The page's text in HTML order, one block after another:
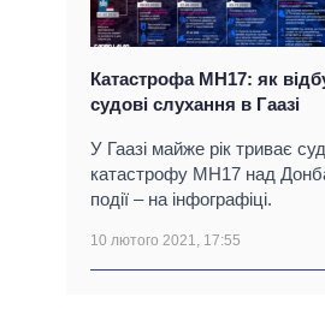
Катастрофа MH17: як
судові слухання в Гаазі
У Гаазі майже рік триває
катастрофу MH17 над
події – на інфографіці.
10 лютого 2021, 17:55